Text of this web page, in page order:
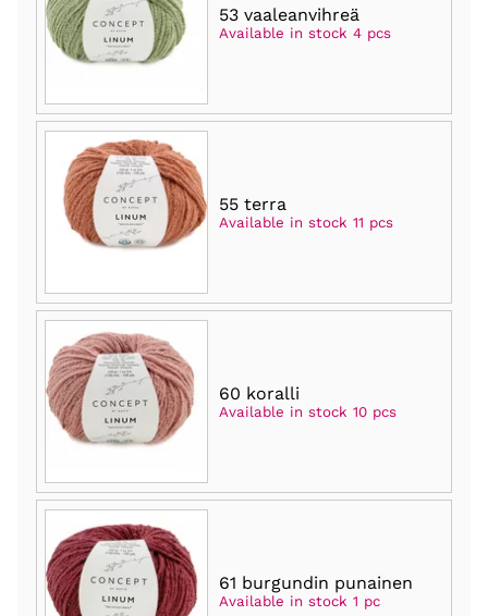
53 vaaleanvihreä
Available in stock 4 pcs
55 terra
Available in stock 11 pcs
60 koralli
Available in stock 10 pcs
61 burgundin punainen
Available in stock 1 pc